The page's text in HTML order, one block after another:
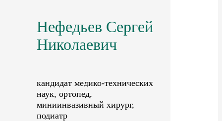
Нефедьев Сергей
Николаевич
кандидат медико-технических
наук, ортопед,
миниинвазивный хирург,
подиатр